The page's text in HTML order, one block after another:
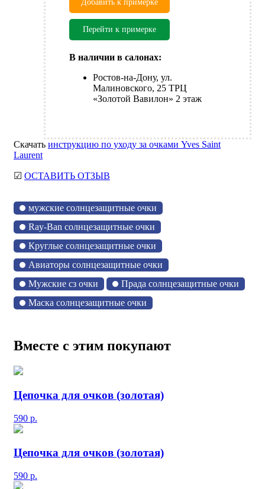
Добавить к примерке
Перейти к примерке
В наличии в салонах:
Ростов-на-Дону, ул.
Малиновского, 25 ТРЦ
«Золотой Вавилон» 2 этаж
Скачать инструкцию по уходу за очками Yves Saint
Laurent
☑ ОСТАВИТЬ ОТЗЫВ
мужские солнцезащитные очки
Ray-Ban солнцезащитные очки
Круглые солнцезащитные очки
Авиаторы солнцезащитные очки
Мужские сз очки
Прада солнцезащитные очки
Маска солнцезащитные очки
Вместе с этим покупают
Цепочка для очков (золотая)
590 р.
Цепочка для очков (золотая)
590 р.